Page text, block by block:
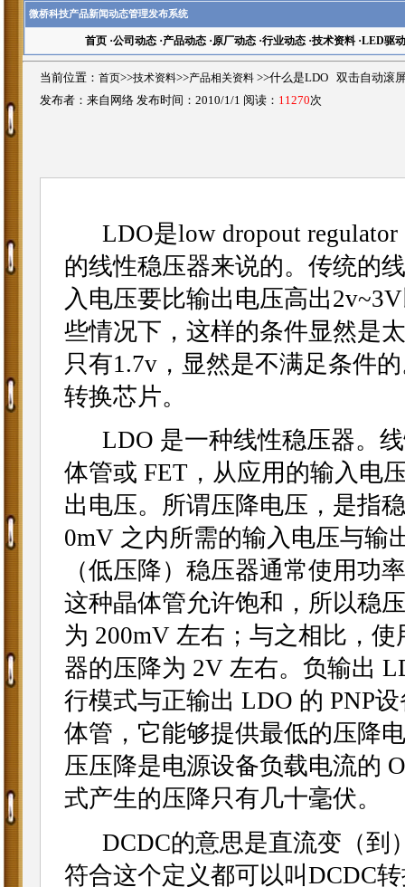
微桥科技产品新闻动态管理发布系统
首页·公司动态·产品动态·原厂动态·行业动态·技术资料·LED驱动
当前位置： 首页>>技术资料>>产品相关资料 >>什么是LDO 双击自动滚
发布者：来自网络 发布时间：2010/1/1 阅读： 11270次
LDO是low dropout regulator
的线性稳压器来说的。传统的
入电压要比输出电压高出
些情况下，这样的条件显然是
只有1.7v，显然是不满足条件
转换芯片。
LDO 是一种线性稳压器。线
体管或 FET，从应用的输入电
出电压。所谓压降电压，是指
0mV 之内所需的输入电压与输
（低压降）稳压器通常使用功
这种晶体管允许饱和，所以稳
为 200mV 左右；与之相比，
器的压降为 2V 左右。负输出
行模式与正输出 LDO 的 PNP
体管，它能够提供最低的压降
压压降是电源设备负载电流的
式产生的压降只有几十毫伏。
DCDC的意思是直流变（到
符合这个定义都可以叫DCDC